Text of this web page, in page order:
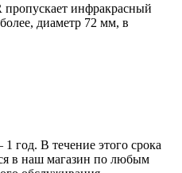
инфракрасный
диаметр 72 мм, в
год. В течение этого срока
в наш магазин по любым